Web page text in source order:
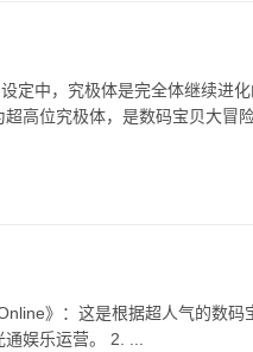
定中，究极体是完全体继续进
高位究极体，是数码宝贝大冒
》：这是根据超人气的数码
娱乐运营。 2. ...